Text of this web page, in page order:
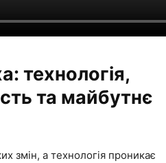
технологія,
та майбутнє
змін, а технологія проникає